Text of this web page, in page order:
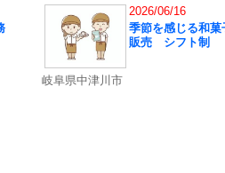
2026/06/16
季節を感じる和菓
販売 シフト制
岐阜県中津川市